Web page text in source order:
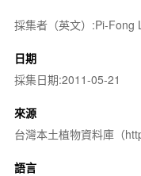
採集者（英文）:Pi-Fong
日期
採集日期:2011-05-21
來源
台灣本土植物資料庫（
語言